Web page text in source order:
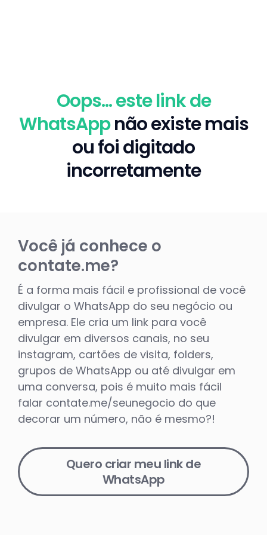
Oops... este link de
WhatsAppnão existe mais
ou foi digitado
incorretamente
Você já conhece o
contate.me?
É a forma mais fácil e profissional de você
divulgar o WhatsApp do seu negócio ou
empresa. Ele cria um link para você
divulgar em diversos canais, no seu
instagram, cartões de visita, folders,
grupos de WhatsApp ou até divulgar em
uma conversa, pois é muito mais fácil
falar contate.me/seunegocio do que
decorar um número, não é mesmo?!
Quero criar meu link de
WhatsApp